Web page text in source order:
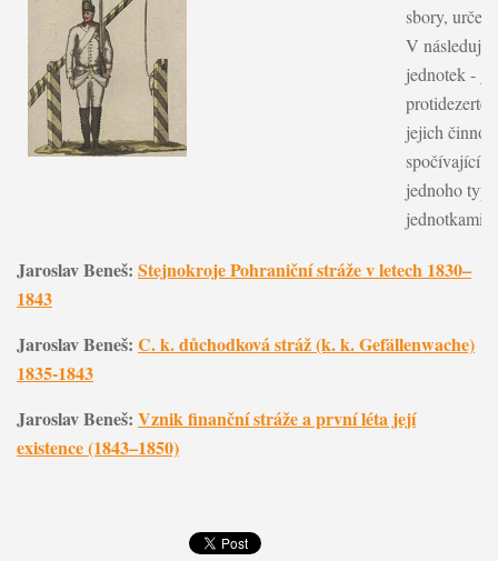
sbory,
V
jednotek -
jejich
spočívající
jednoho
jednotkami
Jaroslav Beneš: Stejnokroje Pohraniční stráže v letech 1830–
1843
Jaroslav Beneš: C. k. důchodková stráž (k. k. Gefällenwache)
1835-1843
Jaroslav Beneš: Vznik finanční stráže a první léta její
existence (1843–1850)